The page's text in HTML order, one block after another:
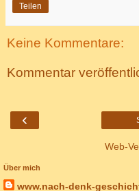
Teilen
Keine Kommentare:
Kommentar
‹
Web-
Über mich
www.nach-denk-